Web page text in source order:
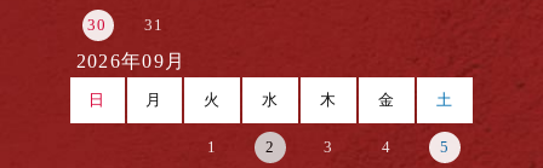
30 31
2026年09月
日 月 火 水 木 金 土
1 2 3 4 5